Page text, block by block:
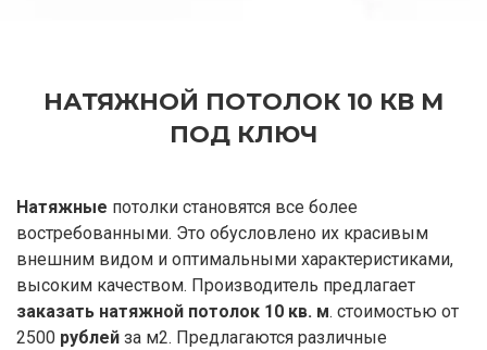
НАТЯЖНОЙ ПОТОЛОК 10 КВ М
ПОД КЛЮЧ
Натяжные потолки становятся все более
востребованными. Это обусловлено их красивым
внешним видом и оптимальными характеристиками,
высоким качеством. Производитель предлагает
заказать натяжной потолок 10 кв. м. стоимостью от
2500 рублей за м2. Предлагаются различные